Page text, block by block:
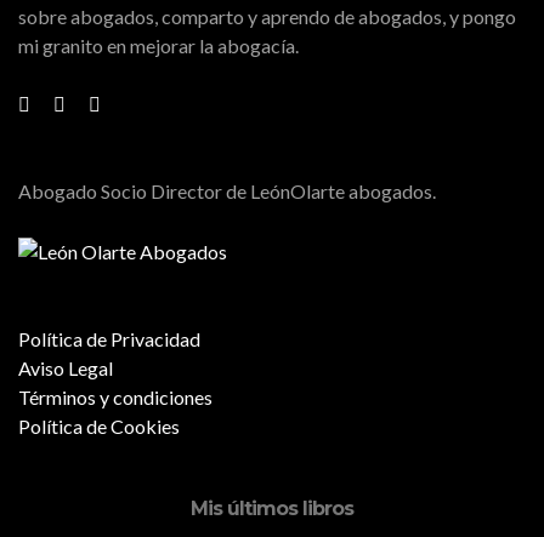
sobre abogados, comparto y aprendo de abogados, y pongo
mi granito en mejorar la abogacía.
Abogado Socio Director de LeónOlarte abogados.
Política de Privacidad
Aviso Legal
Términos y condiciones
Política de Cookies
Mis últimos libros